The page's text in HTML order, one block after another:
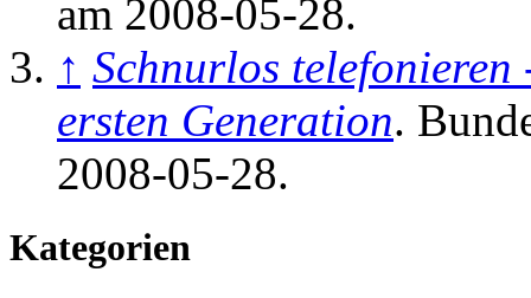
am 2008-05-28.
↑ Schnurlos
ersten Generation.
2008-05-28.
Kategorien